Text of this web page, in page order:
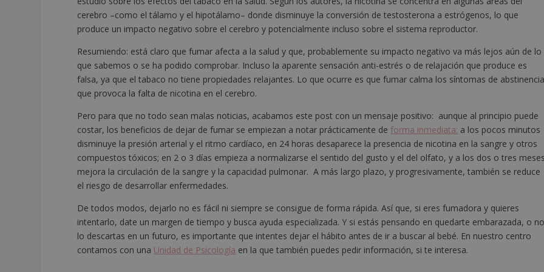
cerebro –como el tálamo y el hipotálamo– donde disminuye la conversión de testosterona a estrógenos, lo que
produce un impacto negativo sobre el cerebro y potencialmente incluso sobre el sistema reproductor.
Resumiendo: está claro que fumar afecta a la salud y que, probablemente su impacto negativo va más lejos aún de lo
que sabemos o se ha podido comprobar. Incluso la aparente sensación anti-estrés o de relajación que produce es
falsa, ya que el tabaco no tiene propiedades relajantes. Lo que ocurre es que fumar calma los síntomas de abstinencia
que provoca la falta de nicotina en el cerebro.
Pero para que no todo sean malas noticias, acabamos este post con un mensaje positivo: aunque al principio puede
costar, los beneficios de dejar de fumar se empiezan a notar prácticamente de forma inmediata: a los pocos minutos
disminuye la presión arterial y el ritmo cardíaco, en 24 horas desaparece la presencia de nicotina en la sangre y otros
compuestos tóxicos; en 2 o 3 días empieza a normalizarse el sentido del gusto y el del olfato, y a los dos o tres meses
mejora la circulación de la sangre y la capacidad pulmonar. A más largo plazo, y progresivamente, también se reduce
el riesgo de desarrollar enfermedades.
De todos modos, dejarlo no es fácil ni siempre se consigue de forma rápida. Así que, si eres fumadora y quieres
intentarlo, date un margen de tiempo y busca ayuda especializada. Y si estás pensando en quedarte embarazada, o no
lo descartas en un futuro, es importante que intentes dejar el hábito antes de ir a buscar al bebé. En nuestro centro
contamos con una Unidad de Psicología en la que también puedes pedir información, si te interesa.